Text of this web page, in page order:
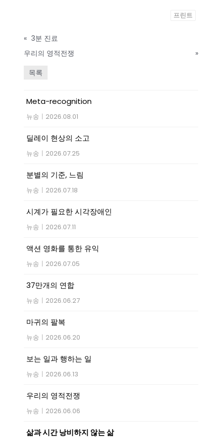
프린트
« 3분 진료
우리의 영적전쟁
»
목록
Meta-recognition
뉴송 | 2026.08.01
딜레이 현상의 소고
뉴송 | 2026.07.25
분별의 기준, 느림
뉴송 | 2026.07.18
시계가 필요한 시각장애인
뉴송 | 2026.07.11
액션 영화를 통한 유익
뉴송 | 2026.07.05
37만개의 연합
뉴송 | 2026.06.27
마귀의 팔복
뉴송 | 2026.06.20
보는 일과 행하는 일
뉴송 | 2026.06.13
우리의 영적전쟁
뉴송 | 2026.06.06
삶과 시간 낭비하지 않는 삶